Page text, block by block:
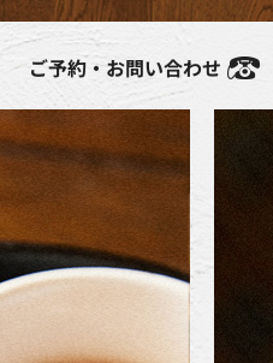
ご予約・お問い合わせ